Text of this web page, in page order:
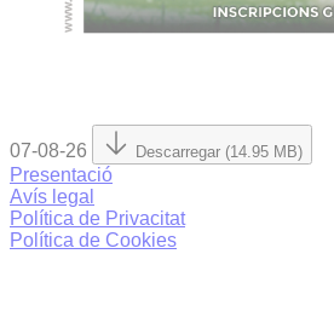
07-08-26 Descarregar (14.95 MB)
Presentació
Avís legal
Política de Privacitat
Política de Cookies